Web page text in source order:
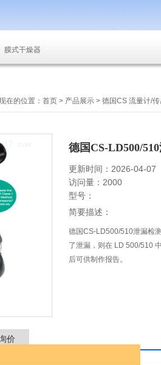
膜式干燥器
在的位置： 首页 > 产品展示 > 德国CS 流量计/传
德国CS-LD500/
更新时间：2026-04-07
访问量：2000
型号：
简要描述：
德国CS-LD500/510泄漏检
了泄漏，则在 LD 500/510
后可供制作报告。
价